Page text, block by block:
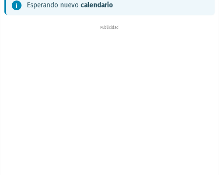
Esperando nuevo calendario
Publicidad